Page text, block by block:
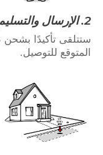
2. الإرسال والتسليم
ستتلقى تأكيدًا
المتوقع للتوصيل.